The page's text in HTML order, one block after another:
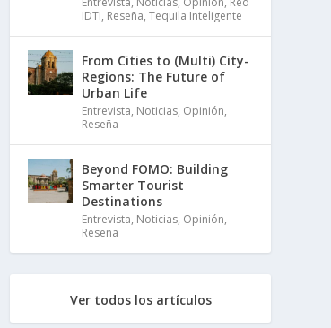
IDTI, Reseña,Tequila Inteligente
From Cities to (Multi) City-
Regions: The Future of
Urban Life
Entrevista, Noticias, Opinión,
Reseña
Beyond FOMO: Building
Smarter Tourist
Destinations
Entrevista, Noticias, Opinión,
Reseña
Ver todos los artículos